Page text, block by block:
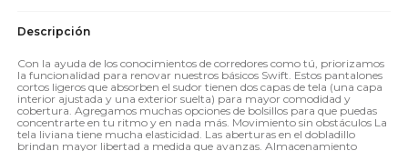
Con la ayuda de los conocimientos de corredores como tú, priorizamos
la funcionalidad para renovar nuestros básicos Swift. Estos pantalones
cortos ligeros que absorben el sudor tienen dos capas de tela (una capa
interior ajustada y una exterior suelta) para mayor comodidad y
cobertura. Agregamos muchas opciones de bolsillos para que puedas
concentrarte en tu ritmo y en nada más. Movimiento sin obstáculos La
tela liviana tiene mucha elasticidad. Las aberturas en el dobladillo
brindan mayor libertad a medida que avanzas. Almacenamiento